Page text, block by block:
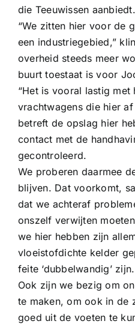
die Teeuwissen aanbiedt.
“We zitten hier voor de
een industriegebied,”
overheid steeds meer
buurt toestaat is voor
“Het is vooral lastig met
vrachtwagens die hier
betreft de opslag hier
contact met de
gecontroleerd.
We proberen daarmee
blijven. Dat voorkomt,
dat we achteraf
onszelf verwijten
we hier hebben zijn
vloeistofdichte kelder
feite ‘dubbelwandig’ zijn.
Ook zijn we bezig om
te maken, om ook in de
goed uit de voeten te